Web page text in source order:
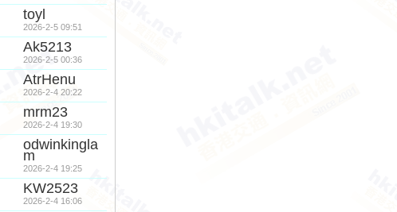
toyl
2026-2-5 09:51
Ak5213
2026-2-5 00:36
AtrHenu
2026-2-4 20:22
mrm23
2026-2-4 19:30
odwinkingla
m
2026-2-4 19:25
KW2523
2026-2-4 16:06